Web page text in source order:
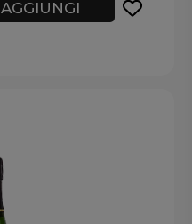
AGGIUNGI